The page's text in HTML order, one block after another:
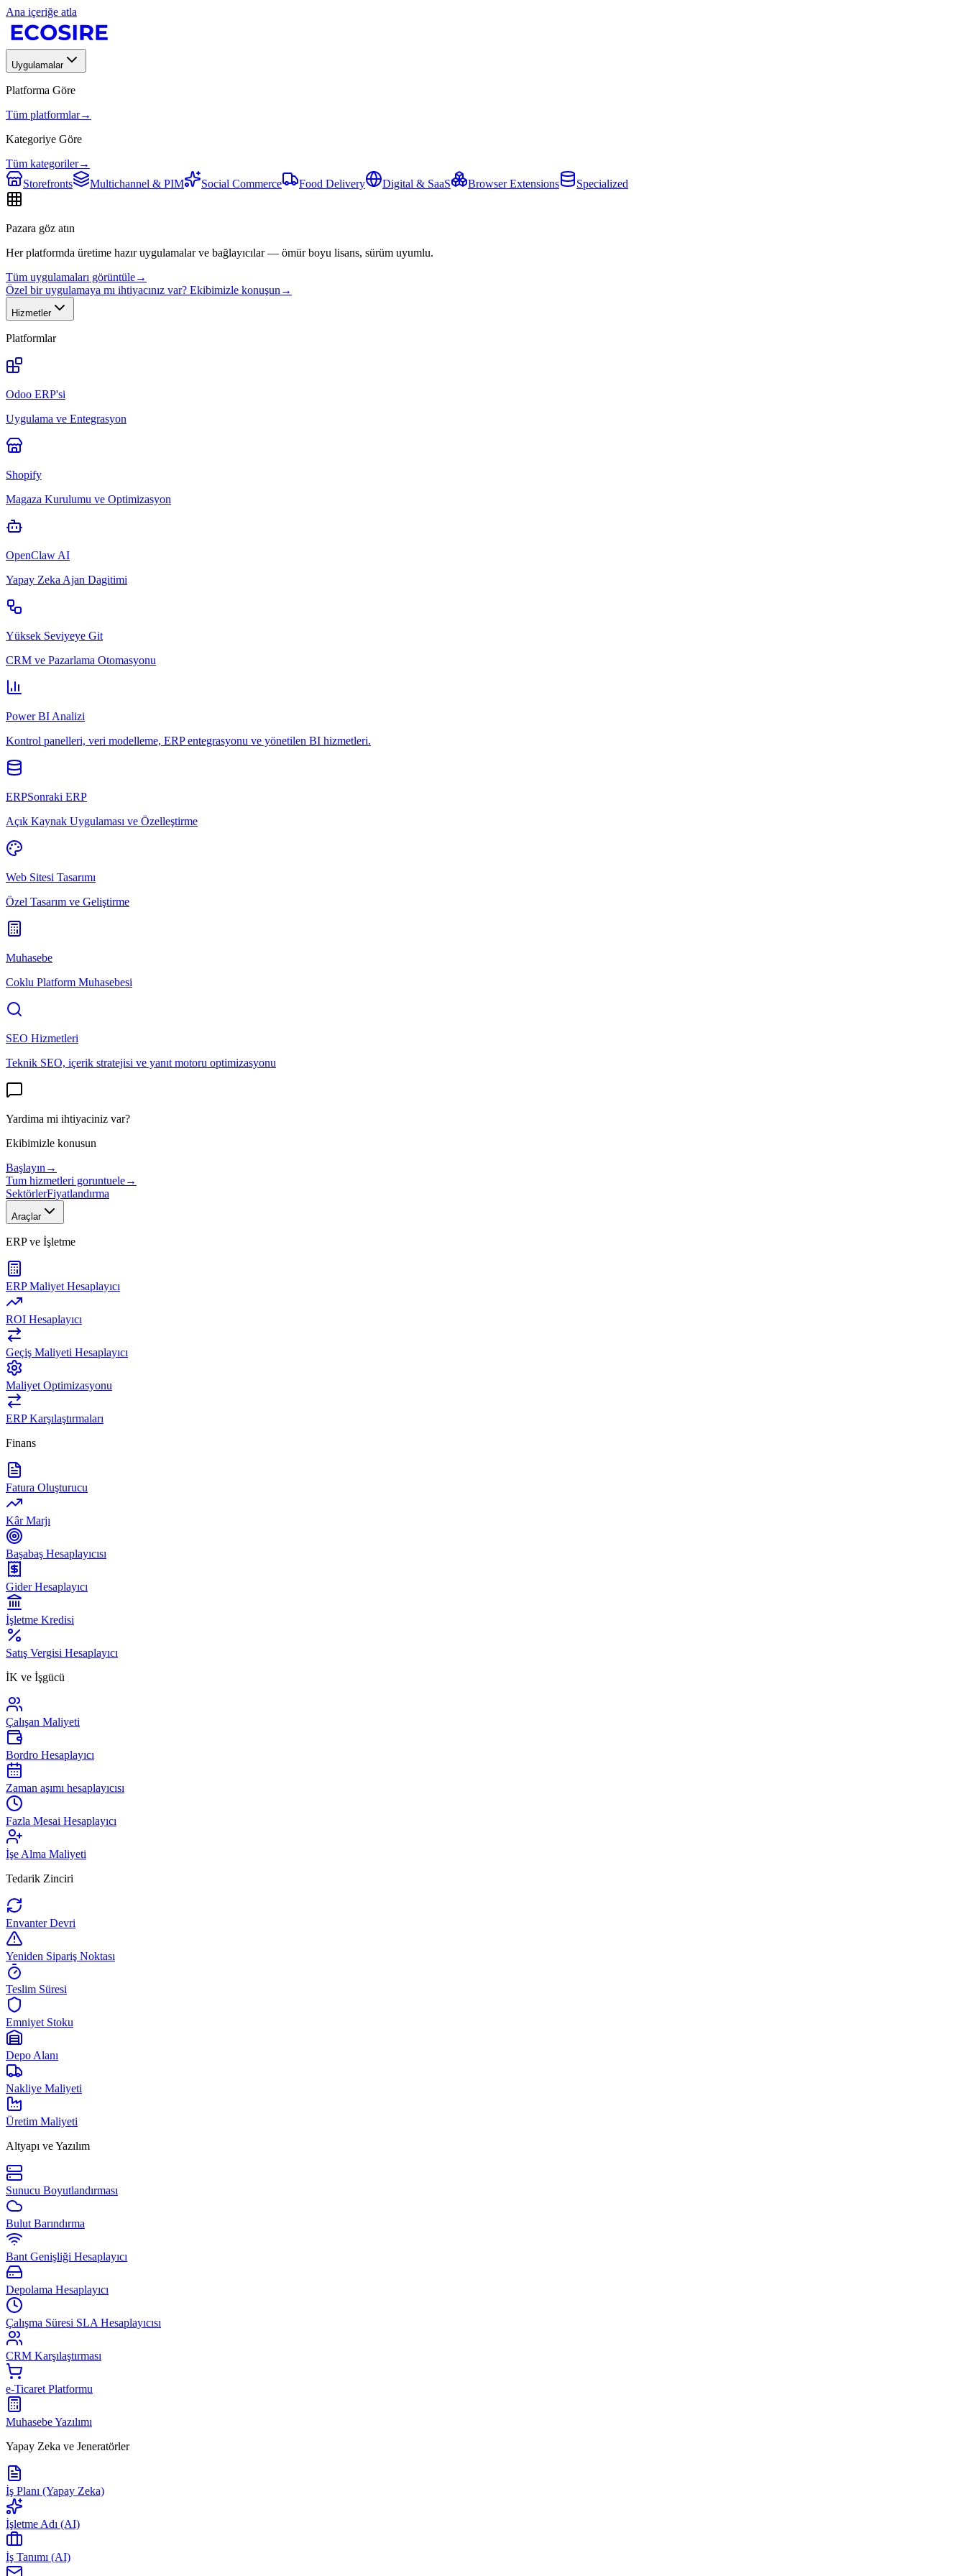
Ana içeriğe atla
Uygulamalar
Platforma Göre
Tüm platformlar→
Kategoriye Göre
Tüm kategoriler→
Storefronts
Multichannel & PIM Social Commerce Food Delivery Digital & SaaS Browser Extensions Specialized
Pazara göz atın
Her platformda üretime hazır uygulamalar ve bağlayıcılar — ömür boyu lisans, sürüm uyumlu.
Tüm uygulamaları görüntüle→
Özel bir uygulamaya mı ihtiyacınız var? Ekibimizle konuşun →
Hizmetler
Platformlar
Odoo ERP'si
Uygulama ve Entegrasyon
Shopify
Magaza Kurulumu ve Optimizasyon
OpenClaw AI
Yapay Zeka Ajan Dagitimi
Yüksek Seviyeye Git
CRM ve Pazarlama Otomasyonu
Power BI Analizi
Kontrol panelleri, veri modelleme, ERP entegrasyonu ve yönetilen BI hizmetleri.
ERPSonraki ERP
Açık Kaynak Uygulaması ve Özelleştirme
Web Sitesi Tasarımı
Özel Tasarım ve Geliştirme
Muhasebe
Coklu Platform Muhasebesi
SEO Hizmetleri
Teknik SEO, içerik stratejisi ve yanıt motoru optimizasyonu
Yardima mi ihtiyaciniz var?
Ekibimizle konusun
Başlayın →
Tum hizmetleri goruntuele→
SektörlerFiyatlandırma
Araçlar
ERP ve İşletme
ERP Maliyet Hesaplayıcı
ROI Hesaplayıcı
Geçiş Maliyeti Hesaplayıcı
Maliyet Optimizasyonu
ERP Karşılaştırmaları
Finans
Fatura Oluşturucu
Kâr Marjı
Başabaş Hesaplayıcısı
Gider Hesaplayıcı
İşletme Kredisi
Satış Vergisi Hesaplayıcı
İK ve İşgücü
Çalışan Maliyeti
Bordro Hesaplayıcı
Zaman aşımı hesaplayıcısı
Fazla Mesai Hesaplayıcı
İşe Alma Maliyeti
Tedarik Zinciri
Envanter Devri
Yeniden Sipariş Noktası
Teslim Süresi
Emniyet Stoku
Depo Alanı
Nakliye Maliyeti
Üretim Maliyeti
Altyapı ve Yazılım
Sunucu Boyutlandırması
Bulut Barındırma
Bant Genişliği Hesaplayıcı
Depolama Hesaplayıcı
Çalışma Süresi SLA Hesaplayıcısı
CRM Karşılaştırması
e-Ticaret Platformu
Muhasebe Yazılımı
Yapay Zeka ve Jeneratörler
İş Planı (Yapay Zeka)
İşletme Adı (AI)
İş Tanımı (AI)